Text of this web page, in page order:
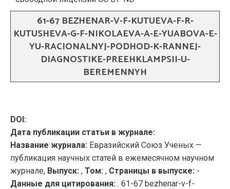
61-67 BEZHENAR-V-F-KUTUEVA-F-R-
KUTUSHEVA-G-F-NIKOLAEVA-A-E-YUABOVA-E-
YU-RACIONALNYJ-PODHOD-K-RANNEJ-
DIAGNOSTIKE-PREEHKLAMPSII-U-
BEREMENNYH
DOI:
Дата публикации статьи в журнале:
Название журнала: Евразийский Союз Ученых —
публикация научных статей в ежемесячном научном
журнале, Выпуск: , Том: , Страницы в выпуске: -
Данные для цитирования: . 61-67 bezhenar-v-f-